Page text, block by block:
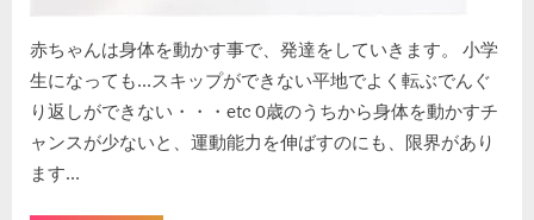
赤ちゃんは身体を動かす事で、発達をしていきます。 小学
生になっても…スキップができない平地でよく転ぶでんぐ
り返しができない・・・etc 0歳のうちから身体を動かすチ
ャンスが少ないと、運動能力を伸ばすのにも、限界があり
ます…